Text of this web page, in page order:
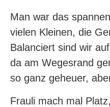
Man war das
vielen Kleinen, die
Balanciert sind wir
da am Wegesrand
so ganz geheuer,
Frauli mach mal